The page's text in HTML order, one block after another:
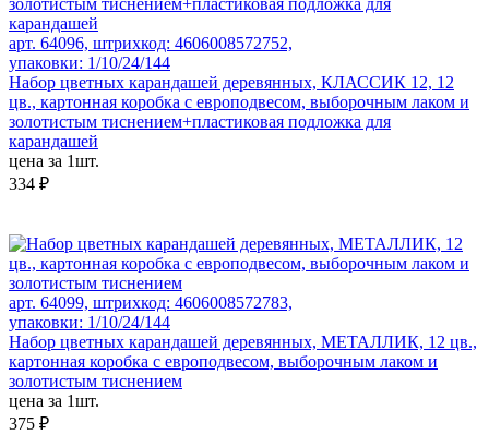
арт. 64096, штрихкод: 4606008572752,
упаковки: 1/10/24/144
Набор цветных карандашей деревянных, КЛАССИК 12, 12
цв., картонная коробка с европодвесом, выборочным лаком и
золотистым тиснением+пластиковая подложка для
карандашей
цена за 1шт.
334 ₽
арт. 64099, штрихкод: 4606008572783,
упаковки: 1/10/24/144
Набор цветных карандашей деревянных, МЕТАЛЛИК, 12 цв.,
картонная коробка с европодвесом, выборочным лаком и
золотистым тиснением
цена за 1шт.
375 ₽